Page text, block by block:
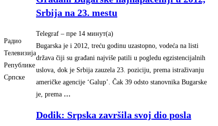
Радио
Телевизија
Републике
Српске
Srbija na 23. mestu
Telegraf – ‎пре 14 минут(а)‎
Bugarska je i 2012, treću godinu uzastopno, vodeća na listi
država čiji su građani najviše patili u pogledu egzistencijalnih
uslova, dok je Srbija zauzela 23. poziciju, prema istraživanju
američke agencije ‘Galup’. Čak 39 odsto stanovnika Bugarske
je, prema …
Dodik: Srpska završila svoj dio posla